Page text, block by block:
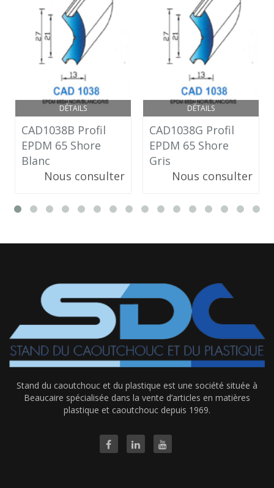
DÉTAILS
CAD1038B Profil
EPDM 65 Shore
Blanc
Nous consulter
DÉTAILS
CAD1038G Profil
EPDM 65 Shore
Gris
Nous consulter
Stand du caoutchouc et du plastique est une société située à
Beaucaire spécialisée dans la vente d’articles en matières
plastique et caoutchouc depuis 1969.